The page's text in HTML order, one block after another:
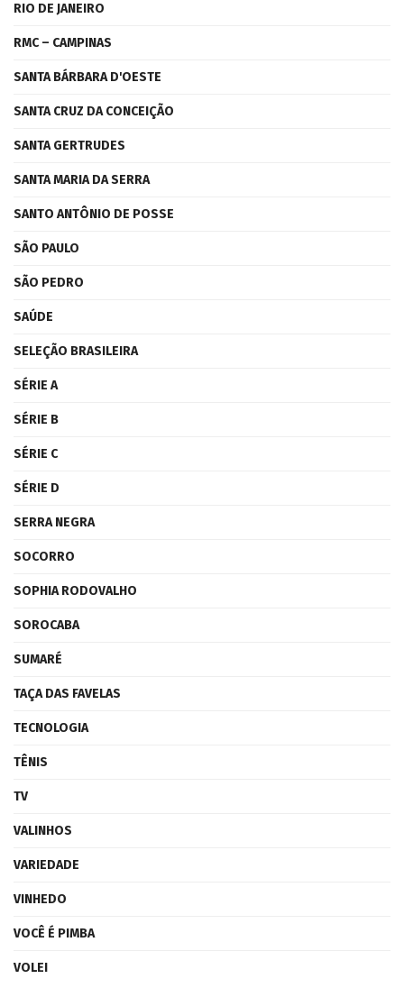
RIO DE JANEIRO
RMC – CAMPINAS
SANTA BÁRBARA D'OESTE
SANTA CRUZ DA CONCEIÇÃO
SANTA GERTRUDES
SANTA MARIA DA SERRA
SANTO ANTÔNIO DE POSSE
SÃO PAULO
SÃO PEDRO
SAÚDE
SELEÇÃO BRASILEIRA
SÉRIE A
SÉRIE B
SÉRIE C
SÉRIE D
SERRA NEGRA
SOCORRO
SOPHIA RODOVALHO
SOROCABA
SUMARÉ
TAÇA DAS FAVELAS
TECNOLOGIA
TÊNIS
TV
VALINHOS
VARIEDADE
VINHEDO
VOCÊ É PIMBA
VOLEI